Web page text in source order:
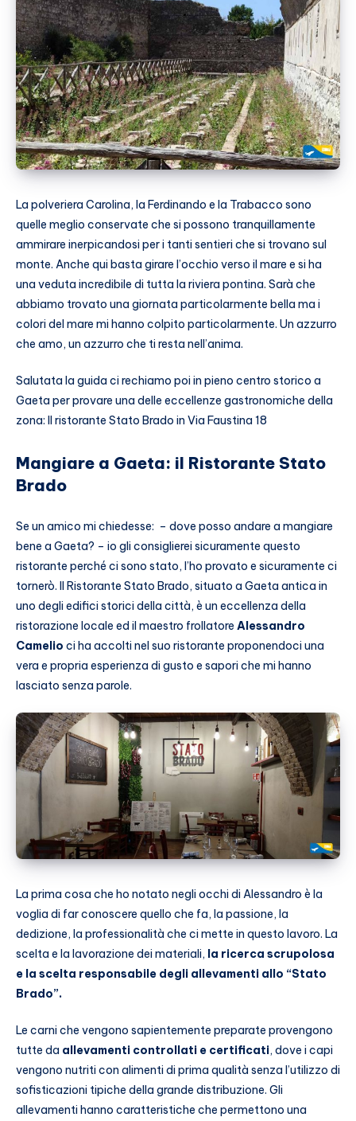
La polveriera Carolina, la Ferdinando e la Trabacco sono
quelle meglio conservate che si possono tranquillamente
ammirare inerpicandosi per i tanti sentieri che si trovano sul
monte. Anche qui basta girare l’occhio verso il mare e si ha
una veduta incredibile di tutta la riviera pontina. Sarà che
abbiamo trovato una giornata particolarmente bella ma i
colori del mare mi hanno colpito particolarmente. Un azzurro
che amo, un azzurro che ti resta nell’anima.
Salutata la guida ci rechiamo poi in pieno centro storico a
Gaeta per provare una delle eccellenze gastronomiche della
zona: Il ristorante Stato Brado in Via Faustina 18
Mangiare a Gaeta: il Ristorante Stato
Brado
Se un amico mi chiedesse: – dove posso andare a mangiare
bene a Gaeta? – io gli consiglierei sicuramente questo
ristorante perché ci sono stato, l’ho provato e sicuramente ci
tornerò. Il Ristorante Stato Brado, situato a Gaeta antica in
uno degli edifici storici della città, è un eccellenza della
ristorazione locale ed il maestro frollatore Alessandro
Camelio ci ha accolti nel suo ristorante proponendoci una
vera e propria esperienza di gusto e sapori che mi hanno
lasciato senza parole.
La prima cosa che ho notato negli occhi di Alessandro è la
voglia di far conoscere quello che fa, la passione, la
dedizione, la professionalità che ci mette in questo lavoro. La
scelta e la lavorazione dei materiali, la ricerca scrupolosa
e la scelta responsabile degli allevamenti allo “Stato
Brado”.
Le carni che vengono sapientemente preparate provengono
tutte da allevamenti controllati e certificati, dove i capi
vengono nutriti con alimenti di prima qualità senza l’utilizzo di
sofisticazioni tipiche della grande distribuzione. Gli
allevamenti hanno caratteristiche che permettono una